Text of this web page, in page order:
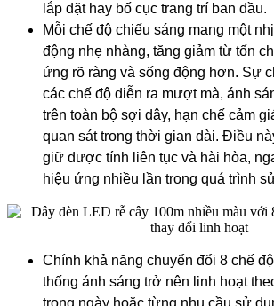
lắp đặt hay bố cục trang trí ban đầu.
Mỗi chế độ chiếu sáng mang một
động nhẹ nhàng, tăng giảm từ tốn
ứng rõ ràng và sống động hơn. Sự
các chế độ diễn ra mượt mà, ánh
trên toàn bộ sợi dây, hạn chế cảm
quan sát trong thời gian dài. Điều
giữ được tính liên tục và hài hòa,
hiệu ứng nhiều lần trong quá trình
Chính khả năng chuyển đổi 8 chế
thống ánh sáng trở nên linh hoạt